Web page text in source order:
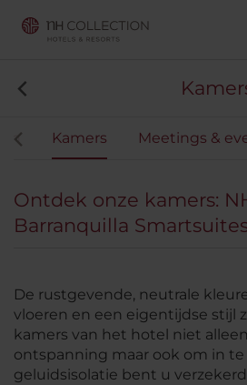
Kamers Meetings &
Ontdek onze kamers:
Barranquilla
De rustgevende, neutrale
vloeren en een eigentijdse stijl
kamers van het hotel niet
ontspanning maar ook om in te
geluidsisolatie bent u